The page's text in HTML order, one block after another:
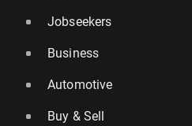
Jobseekers
Business
Automotive
Buy & Sell